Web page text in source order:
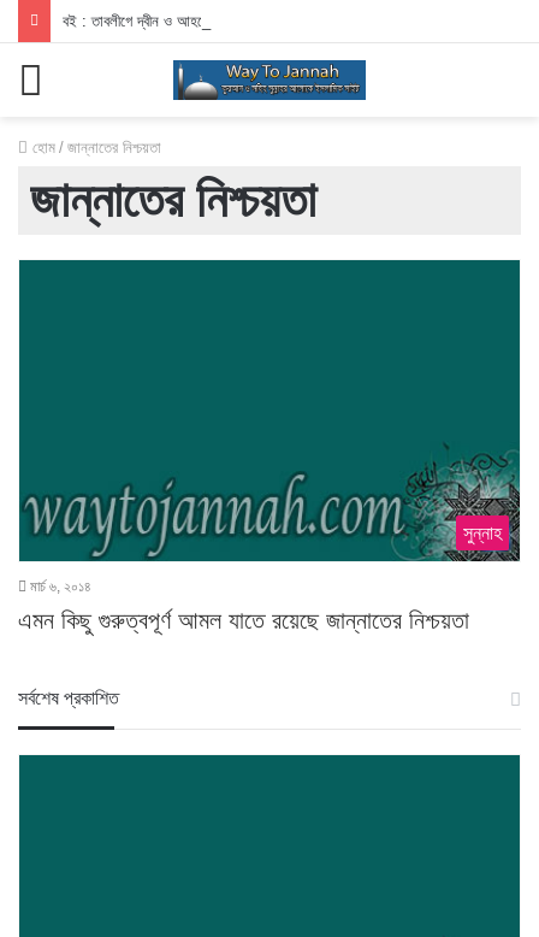
বই : তাবলীগে দ্বীন ও আহলেহাদীছ আন্দোলন
হোম / জান্নাতের নিশ্চয়তা
জান্নাতের নিশ্চয়তা
সুন্নাহ
মার্চ ৬, ২০১৪
এমন কিছু গুরুত্বপূর্ণ আমল যাতে রয়েছে জান্নাতের নিশ্চয়তা
স‍র্বশেষ প্রকাশিত